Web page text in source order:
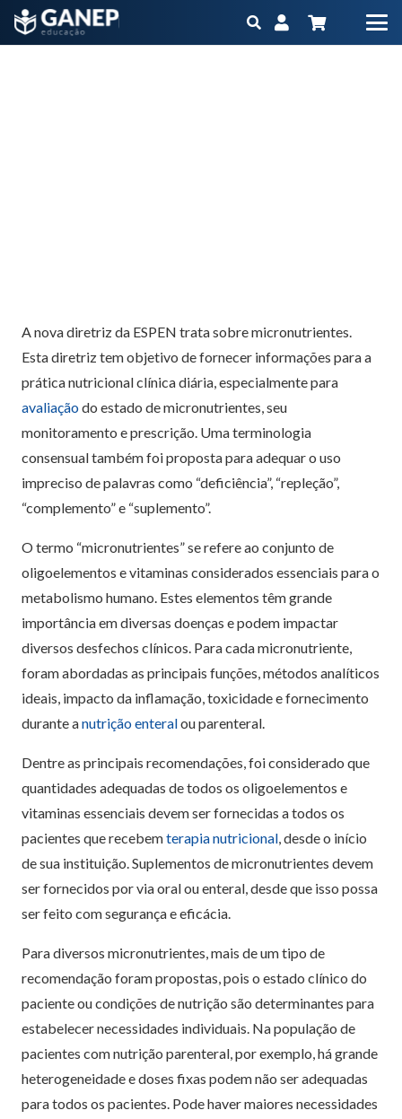
A nova diretriz da ESPEN trata sobre micronutrientes.
Esta diretriz tem objetivo de fornecer informações para a
prática nutricional clínica diária, especialmente para
avaliaçãodo estado de micronutrientes, seu
monitoramento e prescrição. Uma terminologia
consensual também foi proposta para adequar o uso
impreciso de palavras como “deficiência”, “repleção”,
“complemento” e “suplemento”.
O termo “micronutrientes” se refere ao conjunto de
oligoelementos e vitaminas considerados essenciais para o
metabolismo humano. Estes elementos têm grande
importância em diversas doenças e podem impactar
diversos desfechos clínicos. Para cada micronutriente,
foram abordadas as principais funções, métodos analíticos
ideais, impacto da inflamação, toxicidade e fornecimento
durante anutrição enteralou parenteral.
Dentre as principais recomendações, foi considerado que
quantidades adequadas de todos os oligoelementos e
vitaminas essenciais devem ser fornecidas a todos os
pacientes que recebemterapia nutricional, desde o início
de sua instituição. Suplementos de micronutrientes devem
ser fornecidos por via oral ou enteral, desde que isso possa
ser feito com segurança e eficácia.
Para diversos micronutrientes, mais de um tipo de
recomendação foram propostas, pois o estado clínico do
paciente ou condições de nutrição são determinantes para
estabelecer necessidades individuais. Na população de
pacientes com nutrição parenteral, por exemplo, há grande
heterogeneidade e doses fixas podem não ser adequadas
para todos os pacientes. Pode haver maiores necessidades